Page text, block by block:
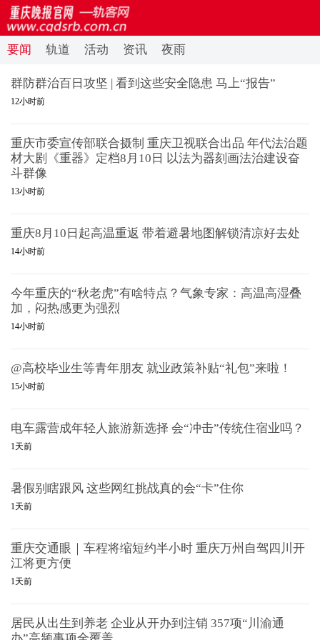
要闻 轨道 活动 资讯 夜雨
群防群治百日攻坚 | 看到这些安全隐患 马上“报告”
12小时前
重庆市委宣传部联合摄制 重庆卫视联合出品 年代法治题
材大剧《重器》定档8月10日 以法为器刻画法治建设奋
斗群像
13小时前
重庆8月10日起高温重返 带着避暑地图解锁清凉好去处
14小时前
今年重庆的“秋老虎”有啥特点？气象专家：高温高湿叠
加，闷热感更为强烈
14小时前
@高校毕业生等青年朋友 就业政策补贴“礼包”来啦！
15小时前
电车露营成年轻人旅游新选择 会“冲击”传统住宿业吗？
1天前
暑假别瞎跟风 这些网红挑战真的会“卡”住你
1天前
重庆交通眼｜车程将缩短约半小时 重庆万州自驾四川开
江将更方便
1天前
居民从出生到养老 企业从开办到注销 357项“川渝通